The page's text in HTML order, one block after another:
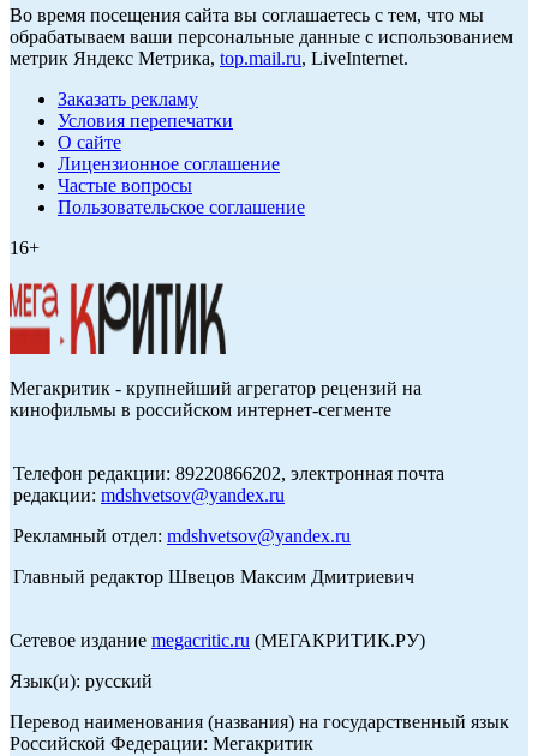
Во время посещения сайта вы соглашаетесь с тем, что мы
обрабатываем ваши персональные данные с использованием
метрик Яндекс Метрика, top.mail.ru, LiveInternet.
Заказать рекламу
Условия перепечатки
О сайте
Лицензионное соглашение
Частые вопросы
Пользовательское соглашение
16+
Мегакритик - крупнейший агрегатор рецензий на
кинофильмы в российском интернет-сегменте
Телефон редакции: 89220866202, электронная почта
редакции: mdshvetsov@yandex.ru
Рекламный отдел: mdshvetsov@yandex.ru
Главный редактор Швецов Максим Дмитриевич
Сетевое издание megacritic.ru (МЕГАКРИТИК.РУ)
Язык(и): русский
Перевод наименования (названия) на государственный язык
Российской Федерации: Мегакритик